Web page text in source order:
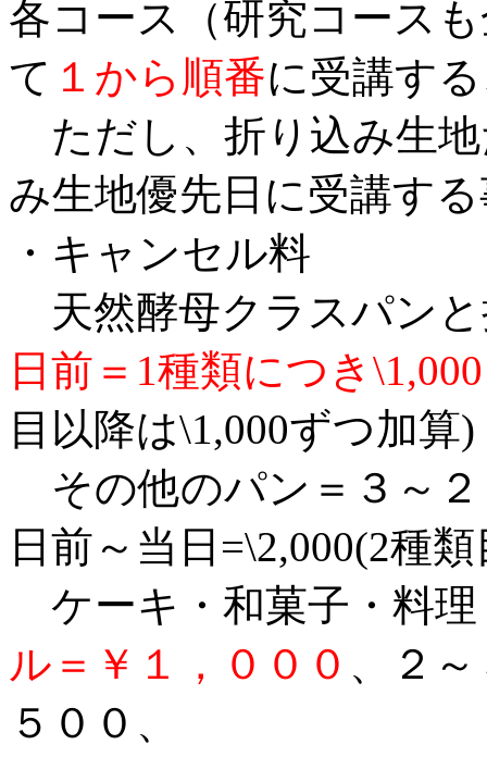
各コース（研究コース
て １から順番に受講す
ただし、折り込み生
み生地優先日に受講す
・キャンセル料
天然酵母クラスパン
日前＝1種類につき\1,000
目以降は\1,000ずつ加算)
その他のパン＝３～２
日前～当日=\2,000(2種
ケーキ・和菓子・料
ル＝￥１，０００ 、
２
５００、